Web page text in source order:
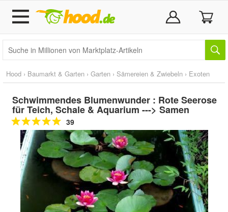
Hood › Baumarkt & Garten › Garten › Sämereien & Zwiebeln › Exoten
Schwimmendes Blumenwunder : Rote Seerose
für Teich, Schale & Aquarium ---> Samen
39